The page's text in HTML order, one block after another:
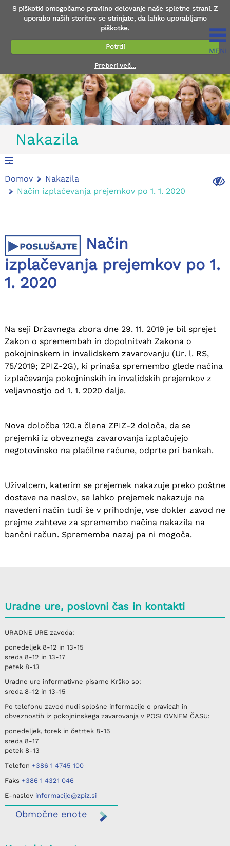
S piškotki omogočamo pravilno delovanje naše spletne strani. Z
uporabo naših storitev se strinjate, da lahko uporabljamo
piškotke.
Potrdi
Preberi več...
MENI
Nakazila
.
.
Domov
Nakazila
Način izplačevanja prejemkov po 1. 1. 2020
Način
izplačevanja prejemkov po 1.
1. 2020
Na seji Državnega zbora dne 29. 11. 2019 je bil sprejet
Zakon o spremembah in dopolnitvah Zakona o
pokojninskem in invalidskem zavarovanju (Ur. l. RS,
75/2019; ZPIZ-2G), ki prinaša spremembo glede načina
izplačevanja pokojninskih in invalidskih prejemkov z
veljavnostjo od 1. 1. 2020 dalje.
Nova določba 120.a člena ZPIZ-2 določa, da se
prejemki iz obveznega zavarovanja izplačujejo
negotovinsko na plačilne račune, odprte pri bankah.
Uživalcem, katerim se prejemek nakazuje preko poštne
dostave na naslov, se lahko prejemek nakazuje na
navedeni način tudi še v prihodnje, vse dokler zavod ne
prejme zahteve za spremembo načina nakazila na
bančni račun. Sprememba nazaj pa ni mogoča.
Uradne ure, poslovni čas in kontakti
URADNE UREzavoda:
ponedeljek8-12 in 13-15
sreda 8-12 in 13-17
petek8-13
Uradne ure informativne pisarne Krško so:
sreda 8-12 in 13-15
Po telefonu zavod nudi splošne informacije o pravicah in
obveznostih iz pokojninskega zavarovanja v POSLOVNEM ČASU:
ponedeljek, torek in četrtek8-15
sreda 8-17
petek8-13
Telefon +386 1 4745 100
Faks +386 1 4321 046
E-naslov informacije@zpiz.si
Območneenote